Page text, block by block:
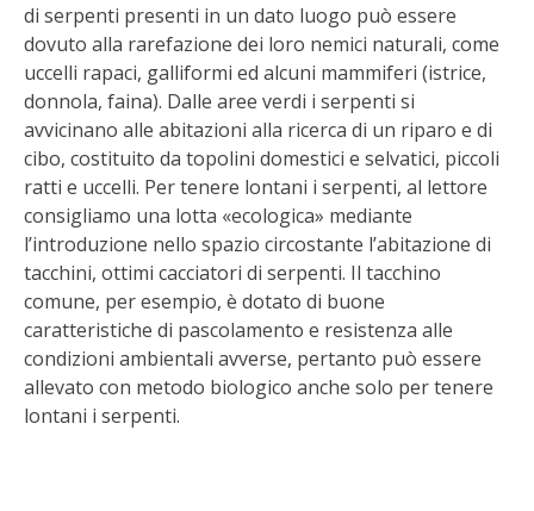
THERMACELL
TAP TRAP
IL MIO ORTO
ANIMALI UMANI E NON UMANI
IL MIO 2025
COLTIVARE L’OLIVO
CORMIK
VIGNETO BIO
di serpenti presenti in un dato luogo può essere
dovuto alla rarefazione dei loro nemici naturali, come
uccelli rapaci, galliformi ed alcuni mammiferi (istrice,
donnola, faina). Dalle aree verdi i serpenti si
avvicinano alle abitazioni alla ricerca di un riparo e di
cibo, costituito da topolini domestici e selvatici, piccoli
ratti e uccelli. Per tenere lontani i serpenti, al lettore
consigliamo una lotta «ecologica» mediante
l’introduzione nello spazio circostante l’abitazione di
tacchini, ottimi cacciatori di serpenti. Il tacchino
comune, per esempio, è dotato di buone
caratteristiche di pascolamento e resistenza alle
condizioni ambientali avverse, pertanto può essere
allevato con metodo biologico anche solo per tenere
lontani i serpenti.